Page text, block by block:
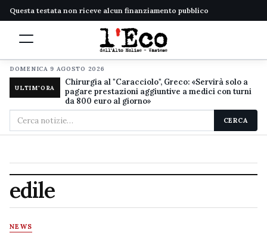
Questa testata non riceve alcun finanziamento pubblico
DOMENICA 9 AGOSTO 2026
ULTIM'ORA
Chirurgia al "Caracciolo", Greco: «Servirà solo a
pagare prestazioni aggiuntive a medici con turni
da 800 euro al giorno»
Cerca
nel
CERCA
edile
NEWS